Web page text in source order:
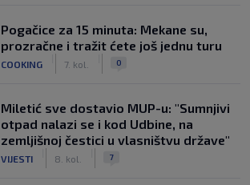
Pogačice za 15 minuta: Mekane su,
prozračne i tražit ćete još jednu turu
COOKING 7. kol. 0
Miletić sve dostavio MUP-u: "Sumnjivi
otpad nalazi se i kod Udbine, na
zemljišnoj čestici u vlasništvu države"
VIJESTI 8. kol. 7